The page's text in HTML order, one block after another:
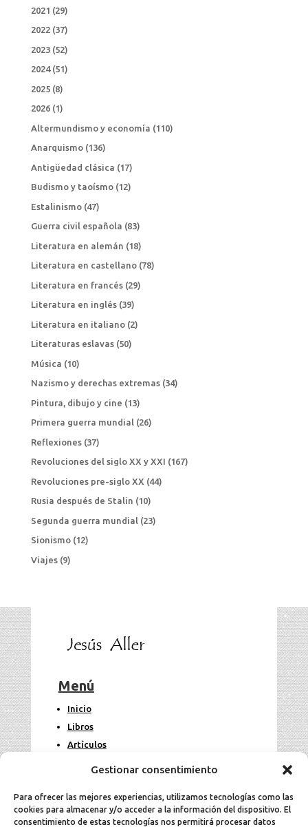
Gestionar consentimiento
Para ofrecer las mejores experiencias, utilizamos tecnologías como las
cookies para almacenar y/o acceder a la información del dispositivo. El
consentimiento de estas tecnologías nos permitirá procesar datos
2021 (29)
2022(37)
2023(52)
2024(51)
2025(8)
2026(1)
Altermundismo y economía (110)
Anarquismo(136)
Antigüedad clásica (17)
Budismo y taoísmo(12)
Estalinismo(47)
Guerra civil española (83)
Literatura en alemán (18)
Literatura en castellano(78)
Literatura en francés(29)
Literatura en inglés(39)
Literatura en italiano(2)
Literaturas eslavas(50)
Música (10)
Nazismo y derechas extremas(34)
Pintura, dibujo y cine (13)
Primera guerra mundial(26)
Reflexiones(37)
Revoluciones del siglo XX y XXI (167)
Revoluciones pre-siglo XX (44)
Rusia después de Stalin (10)
Segunda guerra mundial (23)
Sionismo(12)
Viajes(9)
Menú
Inicio
Libros
Artículos